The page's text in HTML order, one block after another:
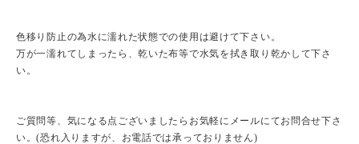
色移り防止の為水に濡れた状態での使用は避けて下さい。
万が一濡れてしまったら、乾いた布等で水気を拭き取り乾かして下さ
い。
ご質問等、気になる点ございましたらお気軽にメールにてお問合せ下さ
い。(恐れ入りますが、お電話では承っておりません)